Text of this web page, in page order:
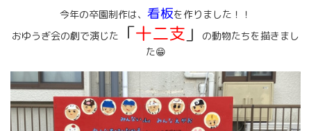
今年の卒園制作は、 看板を作りました！！
おゆうぎ会の劇で演じた
「十二支 」
の動物たちを描きまし
た😁